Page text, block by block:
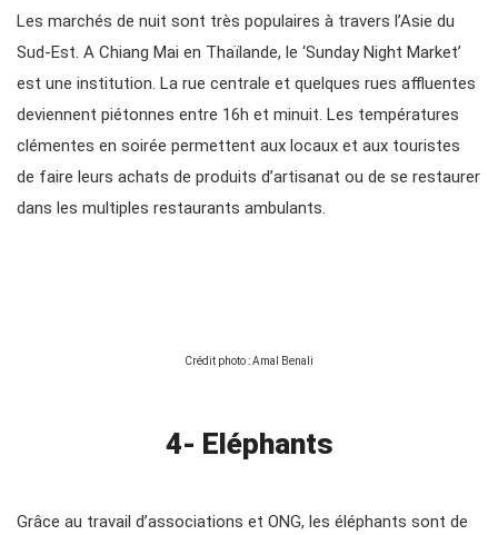
Les marchés de nuit sont très populaires à travers l’Asie du
Sud-Est. A Chiang Mai en Thaïlande, le ‘Sunday Night Market’
est une institution. La rue centrale et quelques rues affluentes
deviennent piétonnes entre 16h et minuit. Les températures
clémentes en soirée permettent aux locaux et aux touristes
de faire leurs achats de produits d’artisanat ou de se restaurer
dans les multiples restaurants ambulants.
Crédit photo : Amal Benali
4- Eléphants
Grâce au travail d’associations et ONG, les éléphants sont de